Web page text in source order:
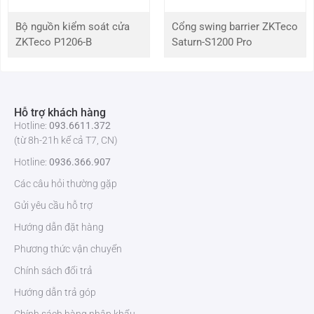
Điều kiện môi trường Độ ẩm: 0%~90%
Tuổi thọ
Cài đặt mặc định của
Đo giày tĩnh điện
Dây đeo cổ tay
Bộ nguồn kiểm soát cửa
ZKTeco P1206-B
Cổng swing barrier ZKTeco
Saturn-S1200 Pro
Hỗ trợ khách hàng
Hotline: 093.6611.372
(từ 8h-21h kể cả T7, CN)
Hotline: 0936.366.907
Các câu hỏi thường gặp
Gửi yêu cầu hỗ trợ
Hướng dẫn đặt hàng
Phương thức vận chuyển
Chính sách đổi trả
Hướng dẫn trả góp